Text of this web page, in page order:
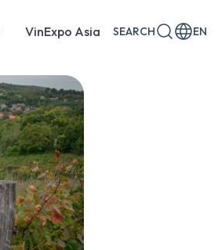
VinExpo Asia SEARCH EN